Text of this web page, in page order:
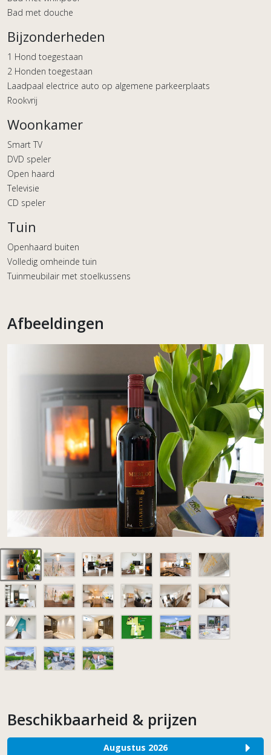
Bad met douche
Bijzonderheden
1 Hond toegestaan
2 Honden toegestaan
Laadpaal electrice auto op algemene parkeerplaats
Rookvrij
Woonkamer
Smart TV
DVD speler
Open haard
Televisie
CD speler
Tuin
Openhaard buiten
Volledig omheinde tuin
Tuinmeubilair met stoelkussens
Afbeeldingen
Beschikbaarheid & prijzen
Augustus 2026